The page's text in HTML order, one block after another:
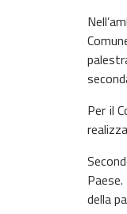
Per il
della